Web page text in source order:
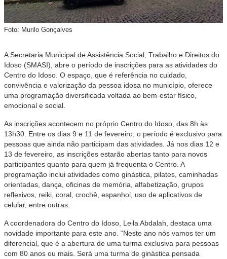
Foto: Murilo Gonçalves
A Secretaria Municipal de Assistência Social, Trabalho e Direitos do
Idoso (SMASI), abre o período de inscrições para as atividades do
Centro do Idoso. O espaço, que é referência no cuidado,
convivência e valorização da pessoa idosa no município, oferece
uma programação diversificada voltada ao bem-estar físico,
emocional e social.
As inscrições acontecem no próprio Centro do Idoso, das 8h às
13h30. Entre os dias 9 e 11 de fevereiro, o período é exclusivo para
pessoas que ainda não participam das atividades. Já nos dias 12 e
13 de fevereiro, as inscrições estarão abertas tanto para novos
participantes quanto para quem já frequenta o Centro. A
programação inclui atividades como ginástica, pilates, caminhadas
orientadas, dança, oficinas de memória, alfabetização, grupos
reflexivos, reiki, coral, crochê, espanhol, uso de aplicativos de
celular, entre outras.
A coordenadora do Centro do Idoso, Leila Abdalah, destaca uma
novidade importante para este ano. “Neste ano nós vamos ter um
diferencial, que é a abertura de uma turma exclusiva para pessoas
com 80 anos ou mais. Será uma turma de ginástica pensada